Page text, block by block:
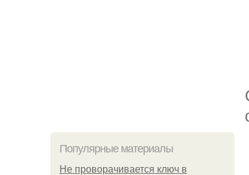
Популярные материалы
Не проворачивается ключ в